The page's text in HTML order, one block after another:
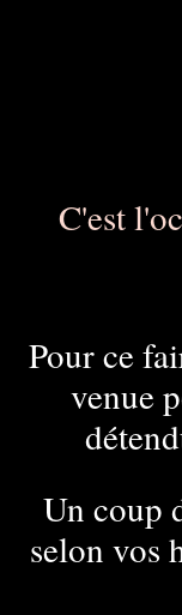
C'est
Pour ce
venue
Un coup
selon vos